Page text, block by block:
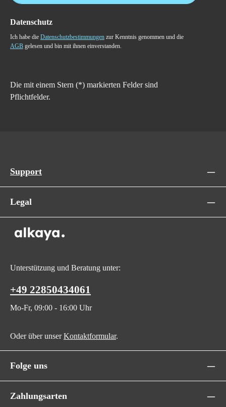
Datenschutz
Ich habe die Datenschutzbestimmungen zur Kenntnis genommen und die
AGB gelesen und bin mit ihnen einverstanden.
Die mit einem Stern (*) markierten Felder sind
Pflichtfelder.
Support
Legal
Unterstützung und Beratung unter:
+49 22850434061
Mo-Fr, 09:00 - 16:00 Uhr
Oder über unserKontaktformular.
Folge uns
Zahlungsarten